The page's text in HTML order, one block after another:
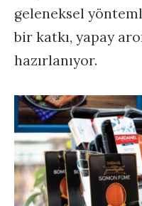
geleneksel
bir katkı, yapay
hazırlanıyor.